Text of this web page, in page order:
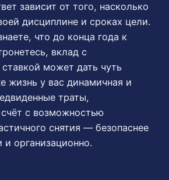
зависит от того, насколько
дисциплине и сроках цели.
что до конца года к
вклад с
может дать чуть
жизнь у вас динамичная и
траты,
с возможностью
снятия — безопаснее
и организационно.